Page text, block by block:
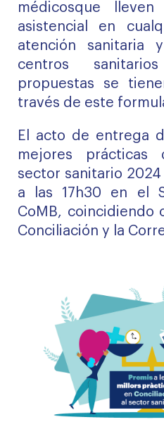
médicosque
asistencial en
atención sanitaria
centros
propuestas se
través de este
El acto de entrega
mejores prácticas
sector sanitario
a las 17h30 en el
CoMB, coincidiendo
Conciliación y la